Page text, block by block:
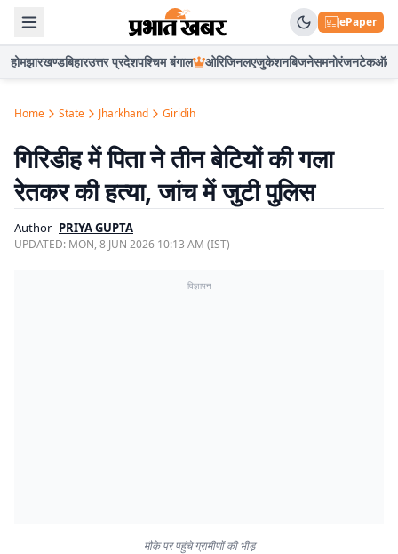
ePaper
होमझारखण्डबिहारउत्तर प्रदेशपश्चिम बंगाल ओरिजिनलएजुकेशनबिजनेसमनोरंजनटेकऑटो
Home State Jharkhand Giridih
गिरिडीह में पिता ने तीन बेटियों की गला
रेतकर की हत्या, जांच में जुटी पुलिस
Author PRIYA GUPTA
UPDATED: MON, 8 JUN 2026 10:13 AM (IST)
विज्ञापन
मौके पर पहुंचे ग्रामीणों की भीड़